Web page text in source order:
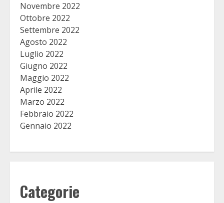
Novembre 2022
Ottobre 2022
Settembre 2022
Agosto 2022
Luglio 2022
Giugno 2022
Maggio 2022
Aprile 2022
Marzo 2022
Febbraio 2022
Gennaio 2022
Categorie